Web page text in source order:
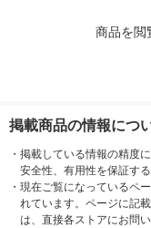
商品を閲
掲載商品の情報につ
・ 掲載している情報の精度
安全性、有用性を保証す
・ 現在ご覧になっているペ
れています。ページに記
は、直接各ストアにお問い